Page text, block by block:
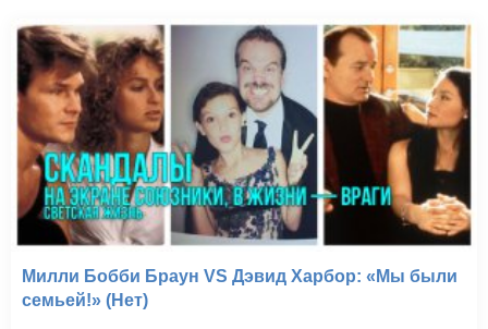
Милли Бобби Браун VS Дэвид Харбор: «Мы были
семьей!» (Нет)